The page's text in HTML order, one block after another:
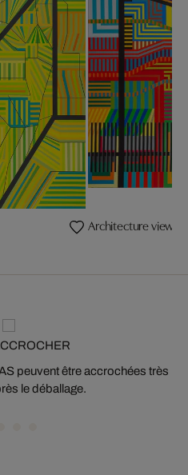
Architecture view
peuvent être accrochées très
le déballage.